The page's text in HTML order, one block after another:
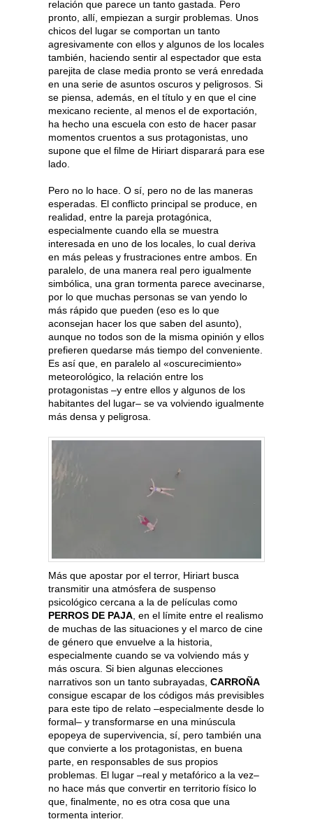
relación que parece un tanto gastada. Pero
pronto, allí, empiezan a surgir problemas. Unos
chicos del lugar se comportan un tanto
agresivamente con ellos y algunos de los locales
también, haciendo sentir al espectador que esta
parejita de clase media pronto se verá enredada
en una serie de asuntos oscuros y peligrosos. Si
se piensa, además, en el título y en que el cine
mexicano reciente, al menos el de exportación,
ha hecho una escuela con esto de hacer pasar
momentos cruentos a sus protagonistas, uno
supone que el filme de Hiriart disparará para ese
lado.
Pero no lo hace. O sí, pero no de las maneras
esperadas. El conflicto principal se produce, en
realidad, entre la pareja protagónica,
especialmente cuando ella se muestra
interesada en uno de los locales, lo cual deriva
en más peleas y frustraciones entre ambos. En
paralelo, de una manera real pero igualmente
simbólica, una gran tormenta parece avecinarse,
por lo que muchas personas se van yendo lo
más rápido que pueden (eso es lo que
aconsejan hacer los que saben del asunto),
aunque no todos son de la misma opinión y ellos
prefieren quedarse más tiempo del conveniente.
Es así que, en paralelo al «oscurecimiento»
meteorológico, la relación entre los
protagonistas –y entre ellos y algunos de los
habitantes del lugar– se va volviendo igualmente
más densa y peligrosa.
Más que apostar por el terror, Hiriart busca
transmitir una atmósfera de suspenso
psicológico cercana a la de películas como
PERROS DE PAJA , en el límite entre el realismo
de muchas de las situaciones y el marco de cine
de género que envuelve a la historia,
especialmente cuando se va volviendo más y
más oscura. Si bien algunas elecciones
narrativos son un tanto subrayadas, CARROÑA
consigue escapar de los códigos más previsibles
para este tipo de relato –especialmente desde lo
formal– y transformarse en una minúscula
epopeya de supervivencia, sí, pero también una
que convierte a los protagonistas, en buena
parte, en responsables de sus propios
problemas. El lugar –real y metafórico a la vez–
no hace más que convertir en territorio físico lo
que, finalmente, no es otra cosa que una
tormenta interior.